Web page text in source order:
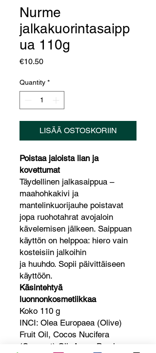
Nurme
jalkakuorintasaipp
ua 110g
€10.50Price
Quantity *
LISÄÄ OSTOSKORIIN
Poistaa jaloista lian ja
kovettumat
Täydellinen jalkasaippua –
maahohkakivi ja
mantelinkuorijauhe poistavat
jopa ruohotahrat avojaloin
kävelemisen jälkeen. Saippuan
käyttön on helppoa: hiero vain
kosteisiin jalkoihin
ja huuhdo. Sopii päivittäiseen
käyttöön.
Käsintehtyä
luonnonkosmetiikkaa
Koko 110 g
INCI: Olea Europaea (Olive)
Fruit Oil, Cocos Nucifera
(Coconut) Oil, Aqua, Pumice,